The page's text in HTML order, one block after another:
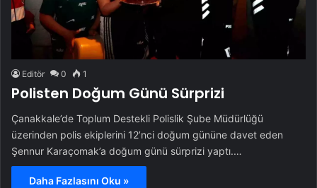
Editör 0 1
Polisten Doğum Günü Sürprizi
Çanakkale’de Toplum Destekli Polislik Şube Müdürlüğü
üzerinden polis ekiplerini 12’nci doğum gününe davet eden
Şennur Karaçomak’a doğum günü sürprizi yaptı.…
Daha Fazlasını Oku »